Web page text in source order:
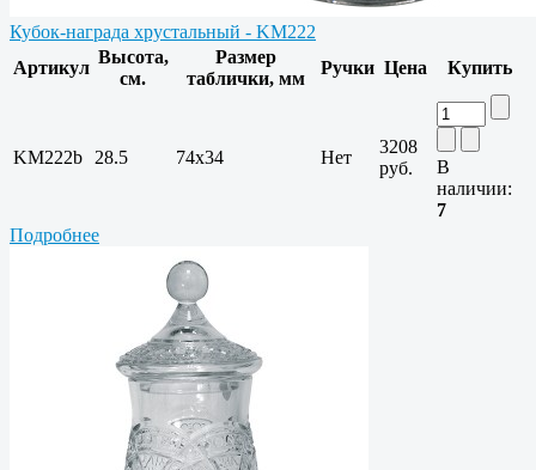
Кубок-награда хрустальный - KM222
Артикул
Высота,
см.
Размер
таблички, мм
Ручки Цена Купить
KM222b 28.5 74x34 Нет
3208
руб.
В
наличии:
7
Подробнее